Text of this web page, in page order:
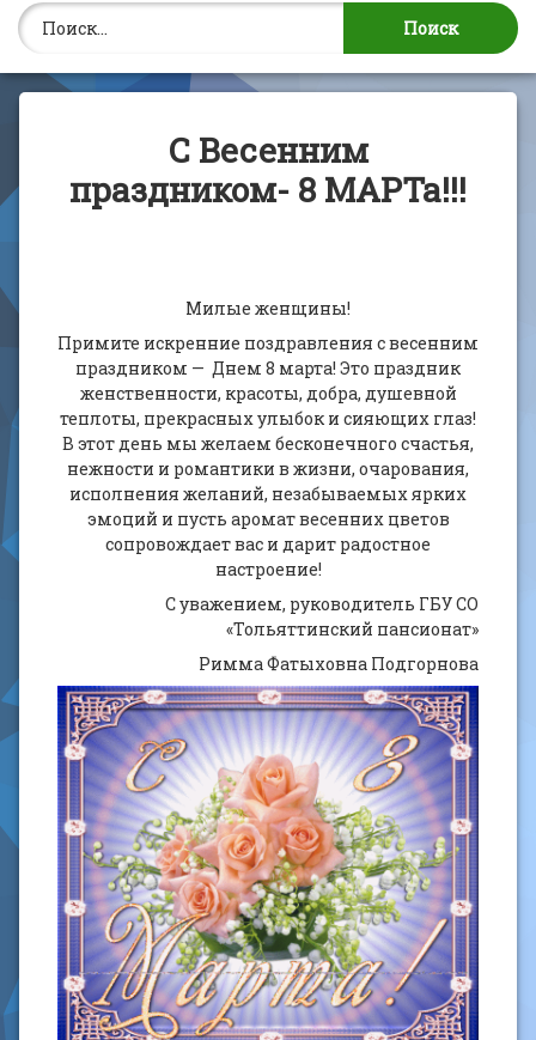
Найти:
С Весенним
праздником- 8 МАРТа!!!
Милые женщины!
Примите искренние поздравления с весенним
праздником — Днем 8 марта! Это праздник
женственности, красоты, добра, душевной
теплоты, прекрасных улыбок и сияющих глаз!
В этот день мы желаем бесконечного счастья,
нежности и романтики в жизни, очарования,
исполнения желаний, незабываемых ярких
эмоций и пусть аромат весенних цветов
сопровождает вас и дарит радостное
настроение!
С уважением, руководитель ГБУ СО
«Тольяттинский пансионат»
Римма Фатыховна Подгорнова